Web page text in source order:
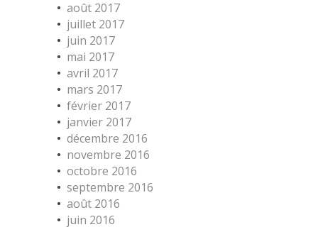
août 2017
juillet 2017
juin 2017
mai 2017
avril 2017
mars 2017
février 2017
janvier 2017
décembre 2016
novembre 2016
octobre 2016
septembre 2016
août 2016
juin 2016